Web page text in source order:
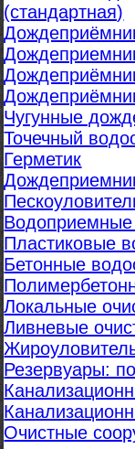
(стандартная)
Чугунные
Точечный
Герметик
Водоприемные
Пластиковые
Бетонные
Локальные
Ливневые
Резервуары:
Очистные